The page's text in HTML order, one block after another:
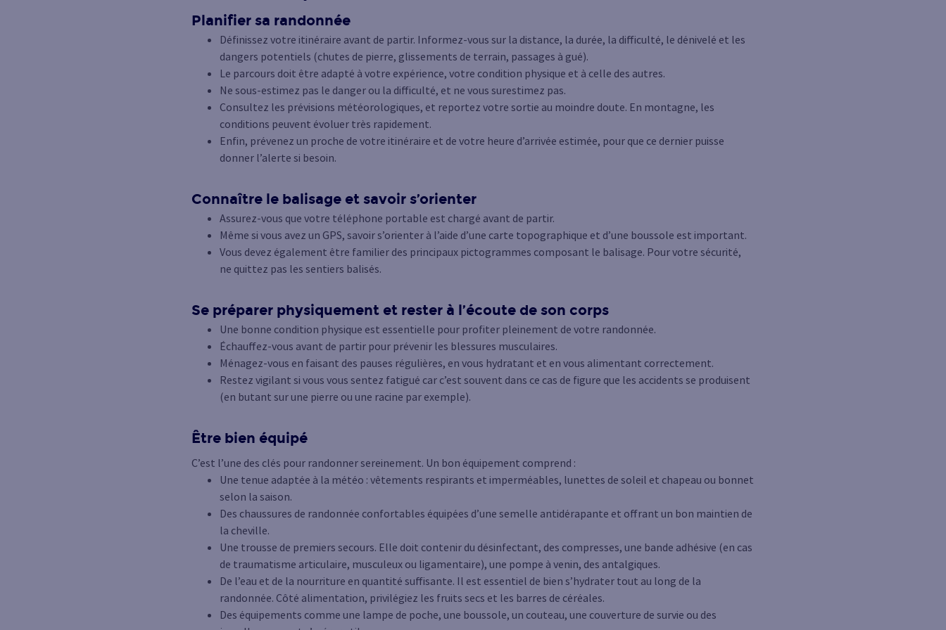
Planifier sa randonnée
Définissez votre itinéraire avant de partir. Informez-vous sur la distance, la durée, la difficulté, le dénivelé et les
dangers potentiels (chutes de pierre, glissements de terrain, passages à gué).
Le parcours doit être adapté à votre expérience, votre condition physique et à celle des autres.
Ne sous-estimez pas le danger ou la difficulté, et ne vous surestimez pas.
Consultez les prévisions météorologiques, et reportez votre sortie au moindre doute. En montagne, les
conditions peuvent évoluer très rapidement.
Enfin, prévenez un proche de votre itinéraire et de votre heure d’arrivée estimée, pour que ce dernier puisse
donner l’alerte si besoin.
Connaître le balisage et savoir s’orienter
Assurez-vous que votre téléphone portable est chargé avant de partir.
Même si vous avez un GPS, savoir s’orienter à l’aide d’une carte topographique et d’une boussole est important.
Vous devez également être familier des principaux pictogrammes composant le balisage. Pour votre sécurité,
ne quittez pas les sentiers balisés.
Se préparer physiquement et rester à l’écoute de son corps
Une bonne condition physique est essentielle pour profiter pleinement de votre randonnée.
Échauffez-vous avant de partir pour prévenir les blessures musculaires.
Ménagez-vous en faisant des pauses régulières, en vous hydratant et en vous alimentant correctement.
Restez vigilant si vous vous sentez fatigué car c’est souvent dans ce cas de figure que les accidents se produisent
(en butant sur une pierre ou une racine par exemple).
Être bien équipé
C’est l’une des clés pour randonner sereinement. Un bon équipement comprend :
Une tenue adaptée à la météo : vêtements respirants et imperméables, lunettes de soleil et chapeau ou bonnet
selon la saison.
Des chaussures de randonnée confortables équipées d’une semelle antidérapante et offrant un bon maintien de
la cheville.
Une trousse de premiers secours. Elle doit contenir du désinfectant, des compresses, une bande adhésive (en cas
de traumatisme articulaire, musculeux ou ligamentaire), une pompe à venin, des antalgiques.
De l’eau et de la nourriture en quantité suffisante. Il est essentiel de bien s’hydrater tout au long de la
randonnée. Côté alimentation, privilégiez les fruits secs et les barres de céréales.
Des équipements comme une lampe de poche, une boussole, un couteau, une couverture de survie ou des